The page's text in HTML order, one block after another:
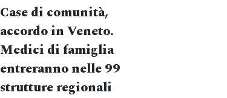
Case di comunità,
accordo in Veneto.
Medici di famiglia
entreranno nelle 99
strutture regionali